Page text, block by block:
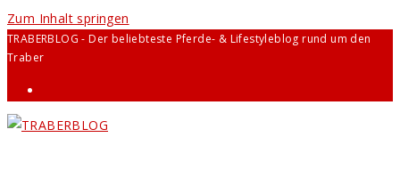
Zum Inhalt springen
TRABERBLOG - Der beliebteste Pferde- & Lifestyleblog rund um den
Traber